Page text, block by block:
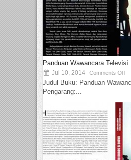
Panduan Wawancara Televisi
Jul 10, 2014 Comments Off
Judul Buku: Panduan
Pengarang:...